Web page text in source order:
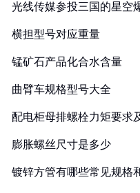
光线传媒参投三国的星空
横担型号对应重量
锰矿石产品化合水含量
曲臂车规格型号大全
配电柜母排螺栓力矩要求
膨胀螺丝尺寸是多少
镀锌方管有哪些常见规格